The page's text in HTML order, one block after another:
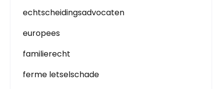
echtscheidingsadvocaten
europees
familierecht
ferme letselschade